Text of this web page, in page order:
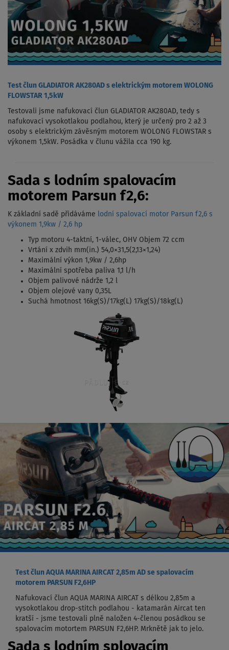
Test člun GLADIATOR AK280AD s elektrickým motorem WOLONG
FLOWSTAR 1,5kW
Testovali jsme nafukovací člun GLADIATOR AK280AD, tedy s
nafukovací vysokotlakou podlahou, který je určený pro 2 až 3
osoby s elektrickým závěsným motorem WOLONG FLOWSTAR s
výkonem 1,5kW. Posádka v člunu vážila cca 190 kg.
Sada s lodním spalovacím
motorem Parsun f2,6:
K základní sadě přidáváme lodní spalovací motor Parsun f2,6 s
výkonem 1,9kw / 2,6 hp
Typ motoru 4-taktní, 1-válec, OHV Objem 72 ccm
Vrtání x zdvih mm(in.) 54,0×31,5(2,13×1,24)
Maximální výkon 1,9kw / 2,6hp
Maximální spotřeba paliva 1,1 l/h
Objem palivové nádrže 1,2 l
Objem olejové vany 0,35L
Suchá hmotnost 16kg(S)/17kg(L) 17kg(S)/18kg(L)
Test člun AQUA MARINA AIRCAT 2,85m AD se spalovacím
motorem PARSUN F2,6HP
Nafukovací člun AQUA MARINA AIRCAT s délkou 2,85m a
vysokotlakou drop-stitch podlahou - katamarán Aircat ten
kratší - jsme testovali plně naložen 4-členou posádkou se
spalovacím motortem PARSUN F2,6HP. Mrknětě jak to jelo.
Sada s lodním splovacím